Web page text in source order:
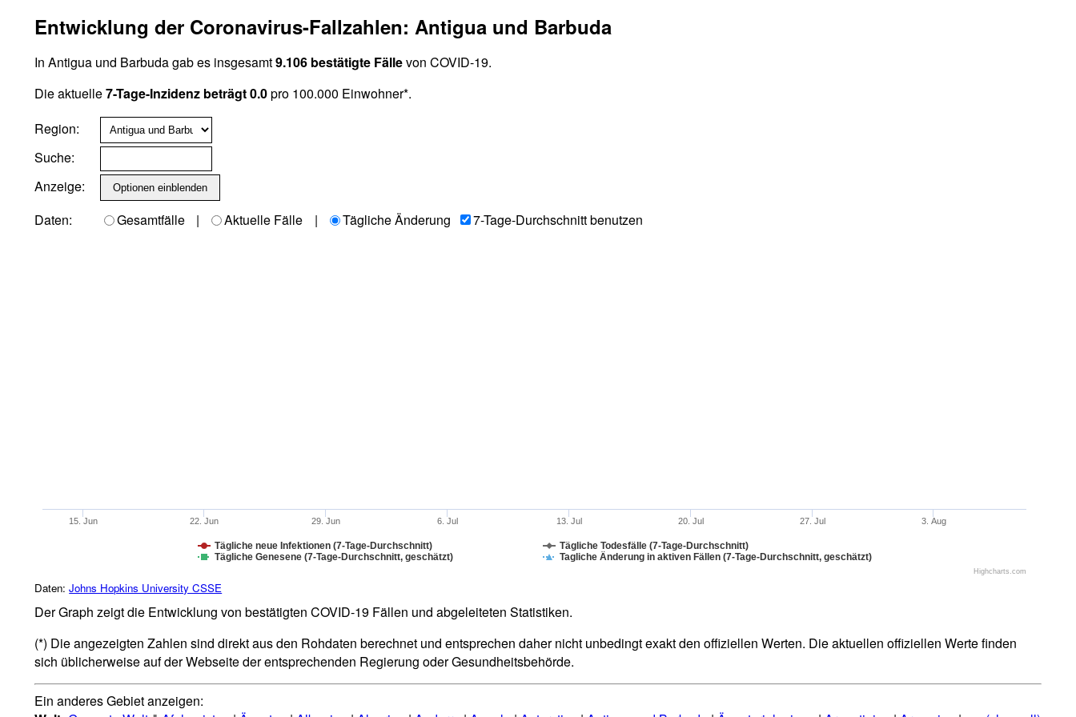
Entwicklung der Coronavirus-Fallzahlen: Antigua und Barbuda
In Antigua und Barbuda gab es insgesamt9.106 bestätigte Fällevon COVID-19.
Die aktuelle7-Tage-Inzidenz beträgt 0.0pro 100.000 Einwohner*.
Region:
Suche:
Anzeige:
Daten:
Gesamtfälle | Aktuelle Fälle | Tägliche Änderung 7-Tage-Durchschnitt benutzen
Tägliche neue Infektionen (7-Tage-Durchschnitt)
Tägliche Todesfälle (7-Tage-Durchschnitt)
Tägliche Genesene (7-Tage-Durchschnitt, geschätzt)
Tagliche Änderung in aktiven Fällen (7-Tage-Durchschnitt, geschätzt)
15. Jun 22. Jun 29. Jun 6. Jul 13. Jul 20. Jul 27. Jul 3. Aug
Highcharts.com
Daten:Johns Hopkins University CSSE
Der Graph zeigt die Entwicklung von bestätigten COVID-19 Fällen und abgeleiteten Statistiken.
(*) Die angezeigten Zahlen sind direkt aus den Rohdaten berechnet und entsprechen daher nicht unbedingt exakt den offiziellen Werten. Die aktuellen offiziellen Werte finden
sich üblicherweise auf der Webseite der entsprechenden Regierung oder Gesundheitsbehörde.
Ein anderes Gebiet anzeigen: